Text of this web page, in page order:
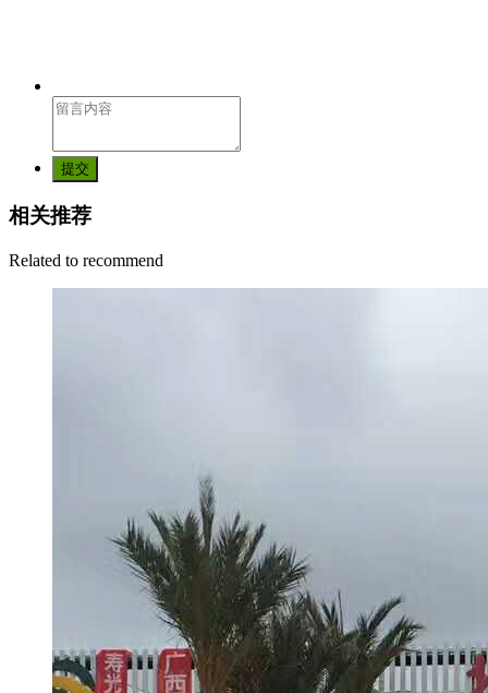
提交
相关推荐
Related to recommend